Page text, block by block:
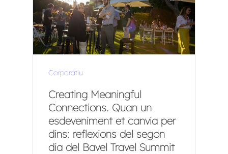
Corporatiu
Creating Meaningful
Connections. Quan un
esdeveniment et canvia per
dins: reflexions del segon
dia del Bavel Travel Summit